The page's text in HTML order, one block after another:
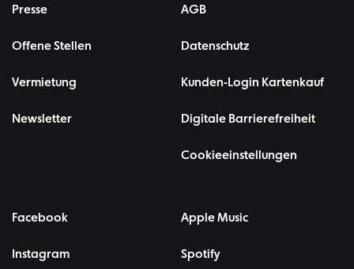
Presse
Offene Stellen
Vermietung
Newsletter
AGB
Datenschutz
Kunden-Login Kartenkauf
Digitale Barrierefreiheit
Cookieeinstellungen
Facebook
Instagram
Apple Music
Spotify